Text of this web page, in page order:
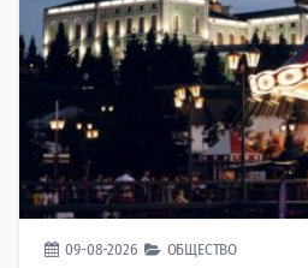
09-08-2026 ОБЩЕСТВО